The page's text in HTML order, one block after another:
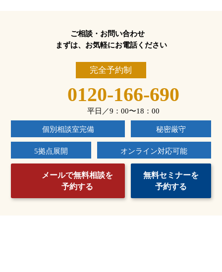
ご相談・お問い合わせ
まずは、お気軽にお電話ください
完全予約制
0120-166-690
平日／9：00〜18：00
個別相談室完備 秘密厳守
5拠点展開 オンライン対応可能
メールで無料相談を
予約する
無料セミナーを
予約する